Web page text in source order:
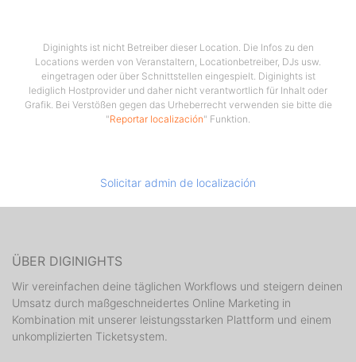
Diginights ist nicht Betreiber dieser Location. Die Infos zu den
Locations werden von Veranstaltern, Locationbetreiber, DJs usw.
eingetragen oder über Schnittstellen eingespielt. Diginights ist
lediglich Hostprovider und daher nicht verantwortlich für Inhalt oder
Grafik. Bei Verstößen gegen das Urheberrecht verwenden sie bitte die
"Reportar localización" Funktion.
Solicitar admin de localización
ÜBER DIGINIGHTS
Wir vereinfachen deine täglichen Workflows und steigern deinen
Umsatz durch maßgeschneidertes Online Marketing in
Kombination mit unserer leistungsstarken Plattform und einem
unkomplizierten Ticketsystem.